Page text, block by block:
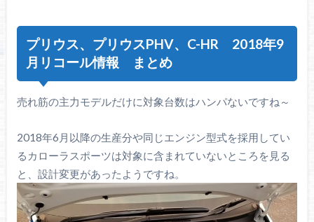
プリウス、プリウスPHV、C-HR 2018年9
月リコール情報 まとめ
売れ筋の主力モデルだけに対象台数はハンパないですね～
2018年6月以降の生産分や同じエンジン型式を採用してい
るカローラスポーツは対象に含まれていないところを見る
と、設計変更があったようですね。